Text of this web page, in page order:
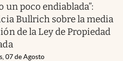
un poco endiablada”:
Bullrich sobre la media
de la Ley de Propiedad
07 de Agosto